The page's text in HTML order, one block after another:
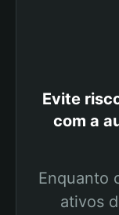
Evite
com a
Enquanto
ativos